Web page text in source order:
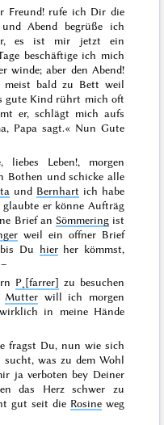
Freund! rufe ich Dir die
Abend begrüße ich
es ist mir jetzt ein
beschäftige ich mich
winde; aber den Abend!
meist bald zu Bett weil
gute Kind rührt mich oft
er, schlägt mich aufs
Papa sagt.« Nun Gute
liebes Leben!, morgen
Bothen und schicke alle
und Bernhart ich habe
er könne Aufträg
Brief an Sömmeringist
weil ein offner Brief
Du hierher kömmst,
P˖[farrer] zu besuchen
Mutter will ich morgen
in meine Hände
fragst Du, nun wie sich
was zu dem Wohl
ja verboten bey Deiner
das Herz schwer zu
gut seit die Rosineweg